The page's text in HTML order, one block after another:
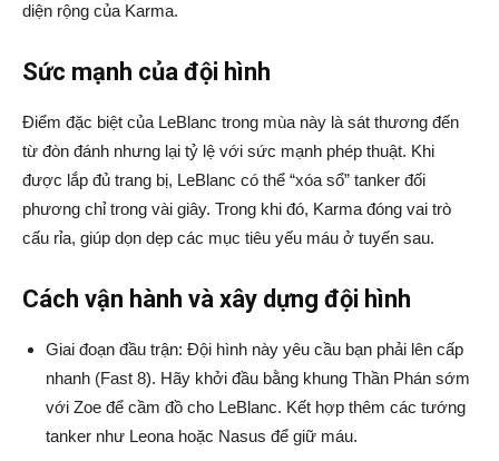
diện rộng của Karma.
Sức mạnh của đội hình
Điểm đặc biệt của LeBlanc trong mùa này là sát thương đến
từ đòn đánh nhưng lại tỷ lệ với sức mạnh phép thuật. Khi
được lắp đủ trang bị, LeBlanc có thể “xóa sổ” tanker đối
phương chỉ trong vài giây. Trong khi đó, Karma đóng vai trò
cấu rỉa, giúp dọn dẹp các mục tiêu yếu máu ở tuyến sau.
Cách vận hành và xây dựng đội hình
Giai đoạn đầu trận: Đội hình này yêu cầu bạn phải lên cấp
nhanh (Fast 8). Hãy khởi đầu bằng khung Thần Phán sớm
với Zoe để cầm đồ cho LeBlanc. Kết hợp thêm các tướng
tanker như Leona hoặc Nasus để giữ máu.